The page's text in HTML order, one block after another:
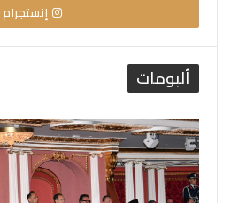
إنستجرام
ألبومات